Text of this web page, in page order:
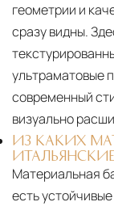
геометрии и
сразу видны.
ультраматовые
современный
визуально
ИЗ КАКИХ
Материальная
есть